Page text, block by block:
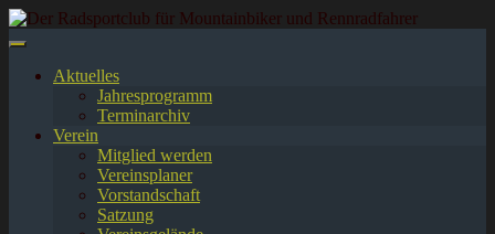
Springe
zum
Aktuelles
Jahresprogramm
Terminarchiv
Verein
Mitglied werden
Vereinsplaner
Vorstandschaft
Satzung